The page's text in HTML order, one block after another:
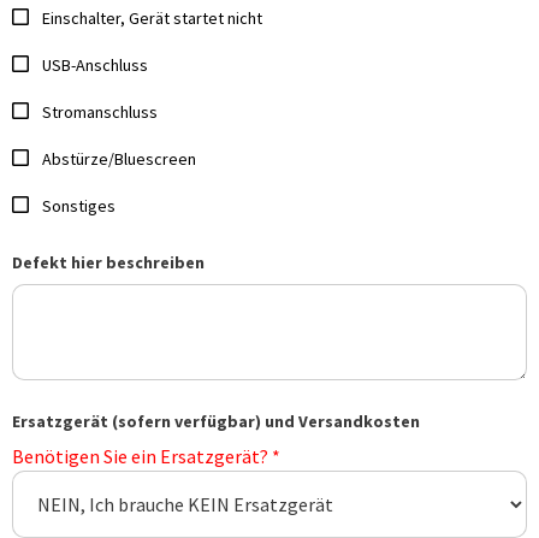
Einschalter, Gerät startet nicht
USB-Anschluss
Stromanschluss
Abstürze/Bluescreen
Sonstiges
Defekt hier beschreiben
Ersatzgerät (sofern verfügbar) und Versandkosten
Benötigen Sie ein Ersatzgerät? *